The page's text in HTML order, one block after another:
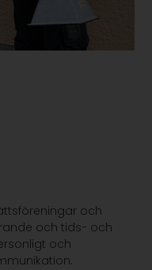
och
och tids- och
och